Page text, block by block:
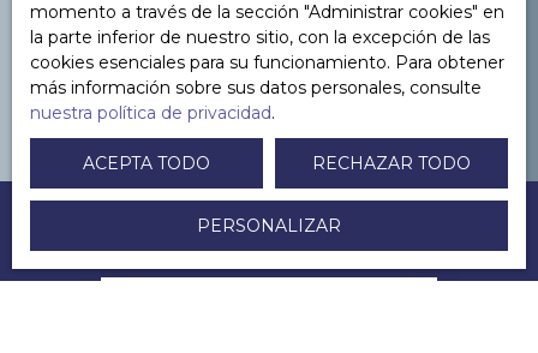
CONTACTEZ-NOUS
momento a través de la sección ″Administrar cookies″ en
la parte inferior de nuestro sitio, con la excepción de las
cookies esenciales para su funcionamiento. Para obtener
más información sobre sus datos personales, consulte
nuestra política de privacidad.
ACEPTA TODO RECHAZAR TODO
PERSONALIZAR